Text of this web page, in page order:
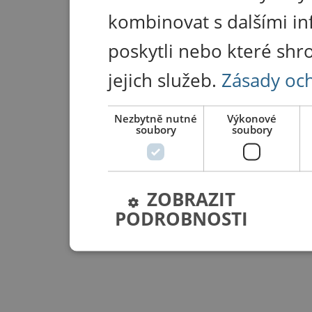
kombinovat s dalšími
poskytli nebo které
jejich služeb. Zásady
Nezbytně nutné
soubory
Výkonové
soubory
ZOBRAZIT
PODROBNOSTI